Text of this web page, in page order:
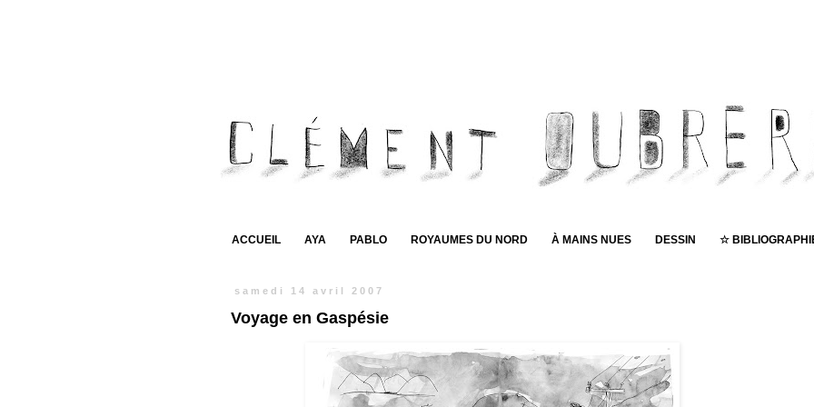
ACCUEIL AYA PABLO ROYAUMES DU NORD À MAINS NUES DESSIN ☆
samedi 14 avril 2007
Voyage en Gaspésie